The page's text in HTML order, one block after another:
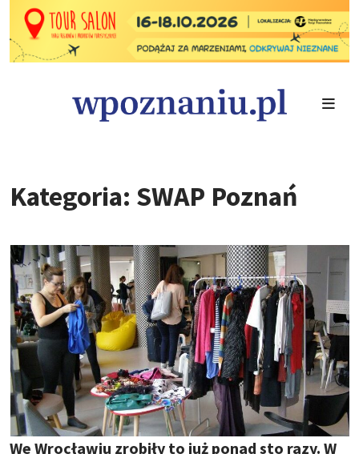
Kategoria: SWAP Poznań
We Wrocławiu zrobiły to już ponad sto razy. W